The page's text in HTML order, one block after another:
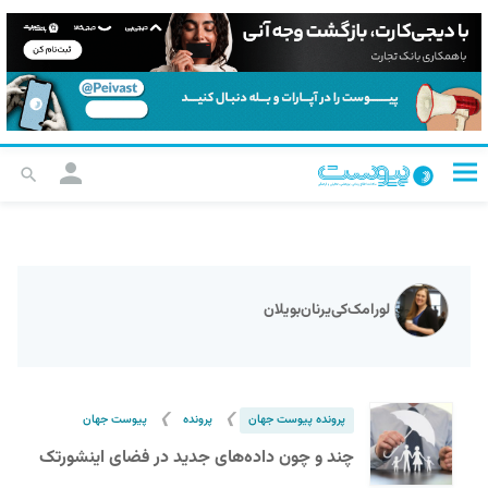
لورامک‌کی‌یرنان‌بویلان
پرونده پیوست جهان ❯ پرونده ❯ پیوست جهان
چند و چون داده‌های جدید در فضای اینشورتک